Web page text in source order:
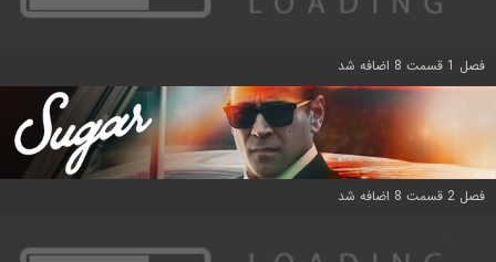
فصل 1 قسمت 8 اضافه شد
فصل 2 قسمت 8 اضافه شد